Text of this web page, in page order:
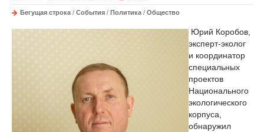
Бегущая строка / События / Политика / Общество
Юрий Коробов,
эксперт-эколог
и координатор
специальных
проектов
Национального
экологического
корпуса,
обнаружил